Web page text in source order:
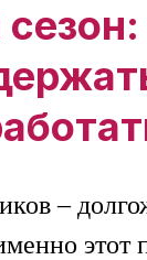
–
этот